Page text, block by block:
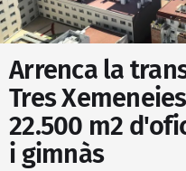
Arrenca la
Tres
22.500 m2
i gimnàs